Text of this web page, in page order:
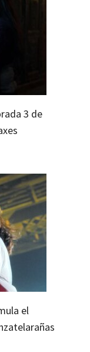
3 de
el